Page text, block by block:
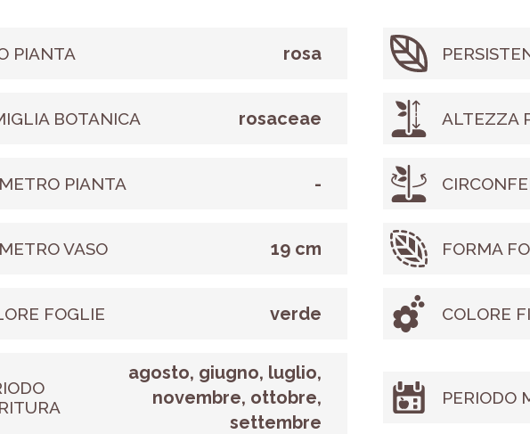
PIANTA rosa
BOTANICA rosaceae ALTEZZA
PIANTA -
VASO 19 cm FORMA
FOGLIE verde COLORE
agosto, giugno, luglio,
novembre, ottobre,
settembre
PERIODO